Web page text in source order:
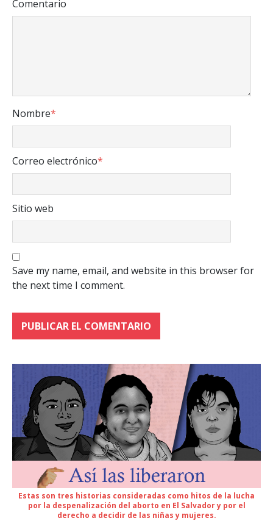
Comentario
Nombre*
Correo electrónico*
Sitio web
Save my name, email, and website in this browser for
the next time I comment.
Estas son tres historias consideradas como hitos de la lucha
por la despenalización del aborto en El Salvador y por el
derecho a decidir de las niñas y mujeres.